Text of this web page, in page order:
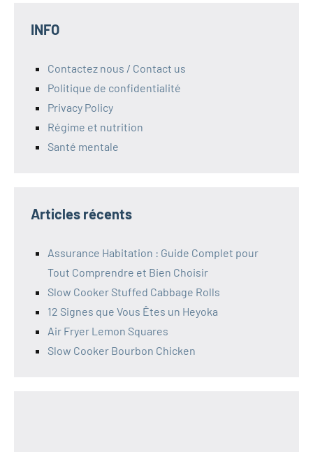
INFO
Contactez nous / Contact us
Politique de confidentialité
Privacy Policy
Régime et nutrition
Santé mentale
Articles récents
Assurance Habitation : Guide Complet pour
Tout Comprendre et Bien Choisir
Slow Cooker Stuffed Cabbage Rolls
12 Signes que Vous Êtes un Heyoka
Air Fryer Lemon Squares
Slow Cooker Bourbon Chicken